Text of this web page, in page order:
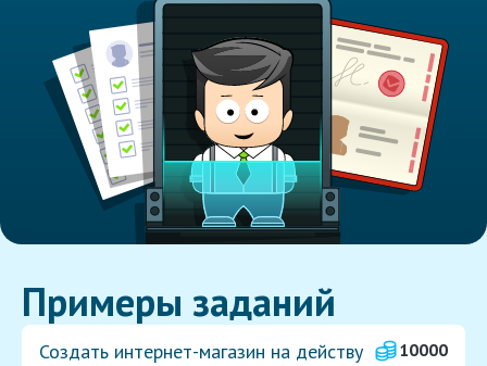
Примеры заданий
Создать интернет-магазин на действу
10000